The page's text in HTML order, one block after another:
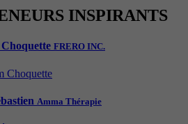
INSPIRANTS
FRERO INC.
Amma Thérapie